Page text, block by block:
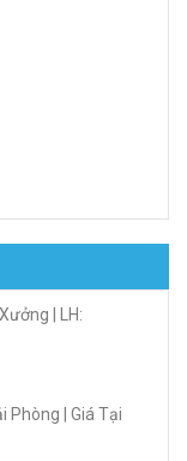
| LH:
Phòng | Giá Tại